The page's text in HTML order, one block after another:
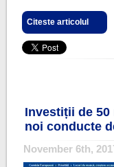
Citeste articolul
Investiții de
noi conducte
November 6th,